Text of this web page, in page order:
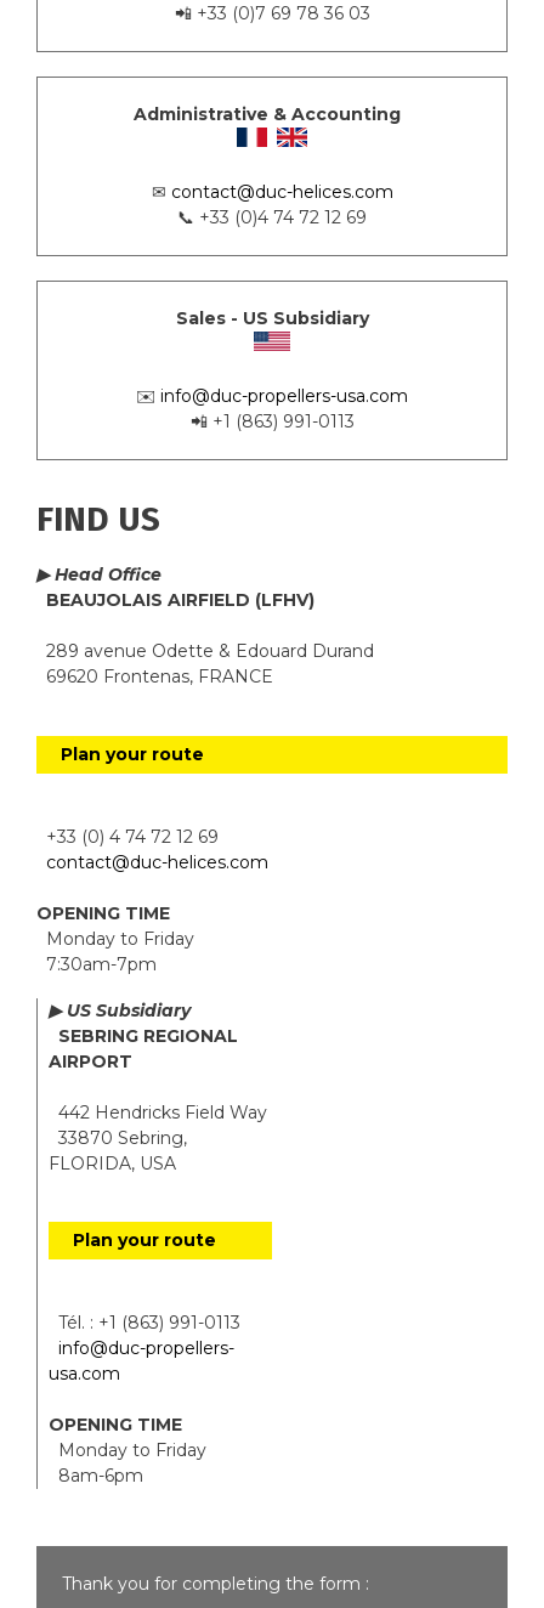
📲 +33 (0)7 69 78 36 03
Administrative & Accounting
✉ contact@duc-helices.com
📞 +33 (0)4 74 72 12 69
Sales - US Subsidiary
✉️ info@duc-propellers-usa.com
📲 +1 (863) 991-0113
FIND US
▶ Head Office
BEAUJOLAIS AIRFIELD (LFHV)
289 avenue Odette & Edouard Durand
69620 Frontenas, FRANCE
Plan your route
+33 (0) 4 74 72 12 69
contact@duc-helices.com
OPENING TIME
Monday to Friday
7:30am-7pm
▶ US Subsidiary
SEBRING REGIONAL
AIRPORT
442 Hendricks Field Way
33870 Sebring,
FLORIDA, USA
Plan your route
Tél. : +1 (863) 991-0113
info@duc-propellers-
usa.com
OPENING TIME
Monday to Friday
8am-6pm
Thank you for completing the form :